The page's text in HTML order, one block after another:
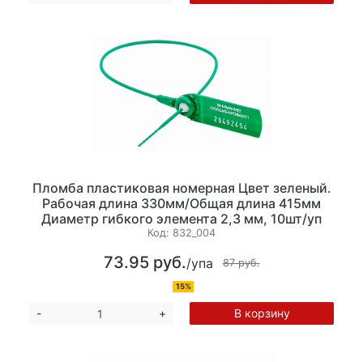
Пломба пластиковая номерная Цвет зеленый.
Рабочая длина 330мм/Общая длина 415мм
Диаметр гибкого элемента 2,3 мм, 10шт/уп
Код: 832_004
73.95 руб./упа 87 руб.
15%
- + В корзину